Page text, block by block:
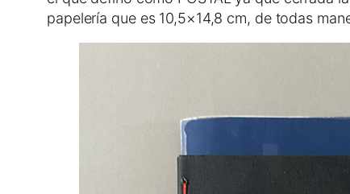
papelería que es 10,5×14,8 cm, de todas